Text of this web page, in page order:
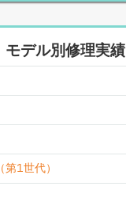
カー関連修理
ラレンズガラス交換修理
メラ交換修理
ループ、システム復旧
損修理（軽度）
レータ交換修理
モデル別修理実績
1世代）